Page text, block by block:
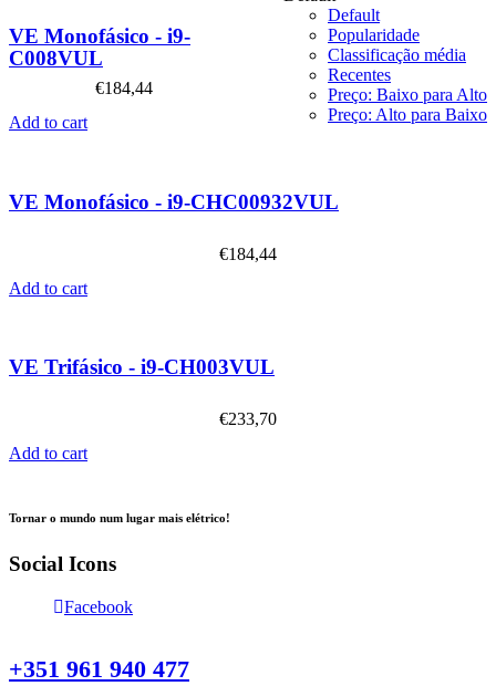
Default
Popularidade
Classificação média
Recentes
Preço: Baixo para Alto
Preço: Alto para Baixo
VE Monofásico - i9-
C008VUL
€184,44
Add to cart
VE Monofásico - i9-CHC00932VUL
€184,44
Add to cart
VE Trifásico - i9-CH003VUL
€233,70
Add to cart
Tornar o mundo num lugar mais elétrico!
Social Icons
Facebook
+351 961 940 477